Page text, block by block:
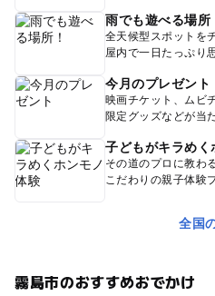
雨でも遊べる場所
全天候型スポットを
屋内で一日たっぷり
今月のプレゼント
映画チケット、ムビ
限定グッズなどが当
子どもがキラめく
その道のプロに教わ
こだわりの親子体験
全国
霧島市のおすすめおでかけ